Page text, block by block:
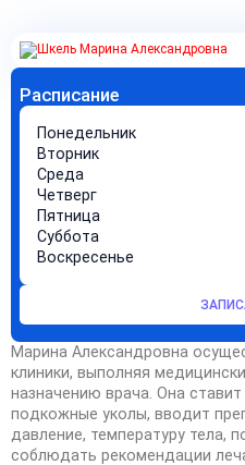
Расписание
Понедельник
Вторник
Среда
Четверг
Пятница
Суббота
Воскресенье
Марина Александровна
клиники, выполняя
назначению врача. Она
подкожные уколы, вводит
давление, температуру тела,
соблюдать рекомендации